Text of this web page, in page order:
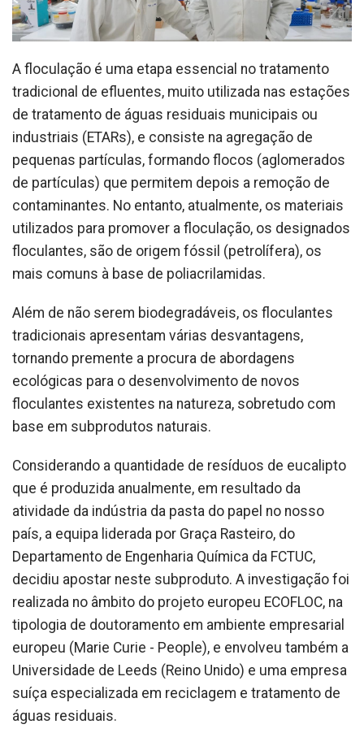
A floculação é uma etapa essencial no tratamento
tradicional de efluentes, muito utilizada nas estações
de tratamento de águas residuais municipais ou
industriais (ETARs), e consiste na agregação de
pequenas partículas, formando flocos (aglomerados
de partículas) que permitem depois a remoção de
contaminantes. No entanto, atualmente, os materiais
utilizados para promover a floculação, os designados
floculantes, são de origem fóssil (petrolífera), os
mais comuns à base de poliacrilamidas.
Além de não serem biodegradáveis, os floculantes
tradicionais apresentam várias desvantagens,
tornando premente a procura de abordagens
ecológicas para o desenvolvimento de novos
floculantes existentes na natureza, sobretudo com
base em subprodutos naturais.
Considerando a quantidade de resíduos de eucalipto
que é produzida anualmente, em resultado da
atividade da indústria da pasta do papel no nosso
país, a equipa liderada por Graça Rasteiro, do
Departamento de Engenharia Química da FCTUC,
decidiu apostar neste subproduto. A investigação foi
realizada no âmbito do projeto europeu ECOFLOC, na
tipologia de doutoramento em ambiente empresarial
europeu (Marie Curie - People), e envolveu também a
Universidade de Leeds (Reino Unido) e uma empresa
suíça especializada em reciclagem e tratamento de
águas residuais.